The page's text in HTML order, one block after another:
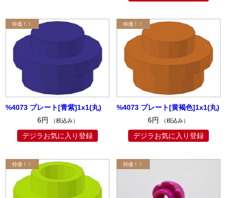
%4073 プレート[青紫]1x1(丸)
6円
（税込み）
デジラお気に入り登録
%4073 プレート[黄褐色]1x1(丸)
6円
（税込み）
デジラお気に入り登録